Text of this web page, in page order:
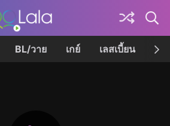
BL/วาย เกย์ เลสเบี้ยน เค